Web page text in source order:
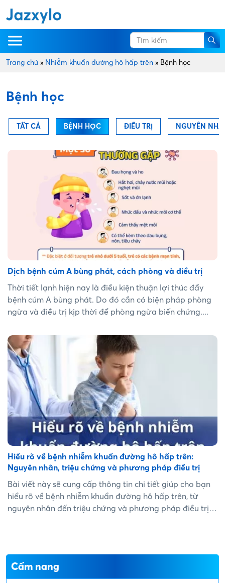
Trang chủ » Nhiễm khuẩn đường hô hấp trên » Bệnh học
Bệnh học
TẤT CẢ BỆNH HỌC ĐIỀU TRỊ NGUYÊN
Dịch bệnh cúm A bùng phát, cách phòng và điều trị
Thời tiết lạnh hiện nay là điều kiện thuận lợi thúc đẩy
bệnh cúm A bùng phát. Do đó cần có biện pháp phòng
ngừa và điều trị kịp thời để phòng ngừa biến chứng....
Hiểu rõ về bệnh nhiễm khuẩn đường hô hấp trên:
Nguyên nhân, triệu chứng và phương pháp điều trị
Bài viết này sẽ cung cấp thông tin chi tiết giúp cho bạn
hiểu rõ về bệnh nhiễm khuẩn đường hô hấp trên, từ
nguyên nhân đến triệu chứng và phương pháp điều trị.
Cẩm nang